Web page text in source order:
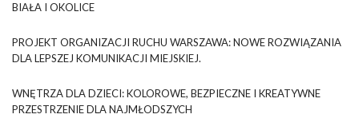
BIAŁA I OKOLICE
PROJEKT ORGANIZACJI RUCHU WARSZAWA: NOWE ROZWIĄZANIA
DLA LEPSZEJ KOMUNIKACJI MIEJSKIEJ.
WNĘTRZA DLA DZIECI: KOLOROWE, BEZPIECZNE I KREATYWNE
PRZESTRZENIE DLA NAJMŁODSZYCH